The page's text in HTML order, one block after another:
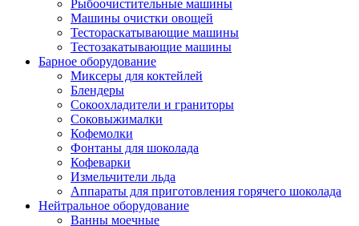
Рыбоочистительные машины
Машины очистки овощей
Тестораскатывающие машины
Тестозакатывающие машины
Барное оборудование
Миксеры для коктейлей
Блендеры
Сокоохладители и граниторы
Соковыжималки
Кофемолки
Фонтаны для шоколада
Кофеварки
Измельчители льда
Аппараты для приготовления горячего шоколада
Нейтральное оборудование
Ванны моечные